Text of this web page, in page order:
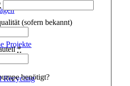
Projekte
Recycling
(sofern bekannt)
*
benötigt?